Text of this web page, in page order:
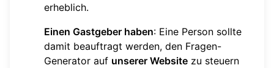
erheblich.
Einen Gastgeber haben: Eine Person sollte
damit beauftragt werden, den Fragen-
Generator auf unserer Website zu steuern